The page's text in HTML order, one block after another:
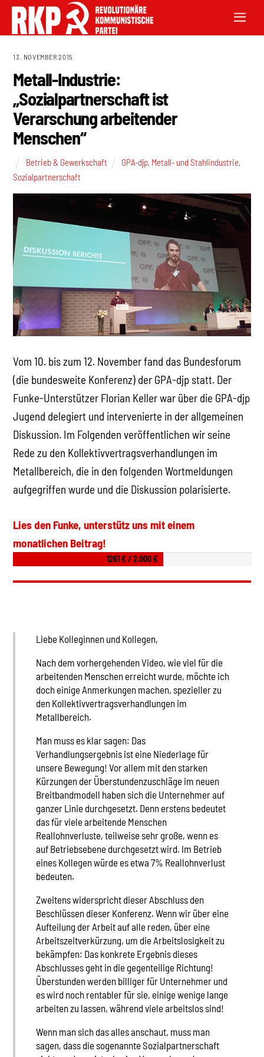
13. NOVEMBER 2015
Metall-Industrie:
„Sozialpartnerschaft ist
Verarschung arbeitender
Menschen“
Betrieb & Gewerkschaft GPA-djp, Metall- und Stahlindustrie,
Sozialpartnerschaft
Vom 10. bis zum 12. November fand das Bundesforum
(die bundesweite Konferenz) der GPA-djp statt. Der
Funke-Unterstützer Florian Keller war über die GPA-djp
Jugend delegiert und intervenierte in der allgemeinen
Diskussion. Im Folgenden veröffentlichen wir seine
Rede zu den Kollektivvertragsverhandlungen im
Metallbereich, die in den folgenden Wortmeldungen
aufgegriffen wurde und die Diskussion polarisierte.
Lies den Funke, unterstütz uns mit einem
monatlichen Beitrag!
1261 € / 2.000 €
Liebe Kolleginnen und Kollegen,
Nach dem vorhergehenden Video, wie viel für die
arbeitenden Menschen erreicht wurde, möchte ich
doch einige Anmerkungen machen, spezieller zu
den Kollektivvertragsverhandlungen im
Metallbereich.
Man muss es klar sagen: Das
Verhandlungsergebnis ist eine Niederlage für
unsere Bewegung! Vor allem mit den starken
Kürzungen der Überstundenzuschläge im neuen
Breitbandmodell haben sich die Unternehmer auf
ganzer Linie durchgesetzt. Denn erstens bedeutet
das für viele arbeitende Menschen
Reallohnverluste, teilweise sehr große, wenn es
auf Betriebsebene durchgesetzt wird. Im Betrieb
eines Kollegen würde es etwa 7% Reallohnverlust
bedeuten.
Zweitens widerspricht dieser Abschluss den
Beschlüssen dieser Konferenz. Wenn wir über eine
Aufteilung der Arbeit auf alle reden, über eine
Arbeitszeitverkürzung, um die Arbeitslosigkeit zu
bekämpfen: Das konkrete Ergebnis dieses
Abschlusses geht in die gegenteilige Richtung!
Überstunden werden billiger für Unternehmer und
es wird noch rentabler für sie, einige wenige lange
arbeiten zu lassen, während viele arbeitslos sind!
Wenn man sich das alles anschaut, muss man
sagen, dass die sogenannte Sozialpartnerschaft